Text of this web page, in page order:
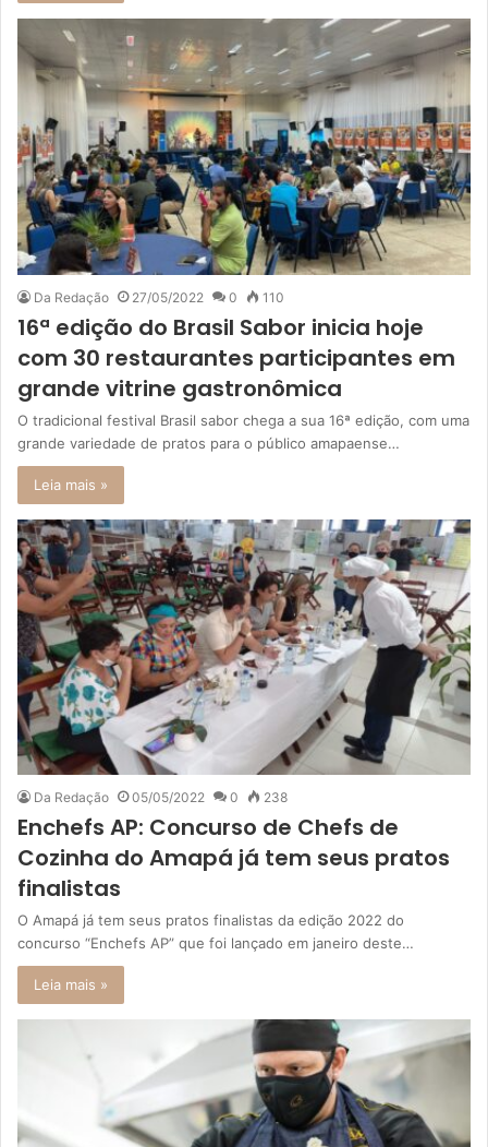
Da Redação 27/05/2022 0 110
16ª edição do Brasil Sabor inicia hoje
com 30 restaurantes participantes em
grande vitrine gastronômica
O tradicional festival Brasil sabor chega a sua 16ª edição, com uma
grande variedade de pratos para o público amapaense…
Leia mais »
Da Redação 05/05/2022 0 238
Enchefs AP: Concurso de Chefs de
Cozinha do Amapá já tem seus pratos
finalistas
O Amapá já tem seus pratos finalistas da edição 2022 do
concurso “Enchefs AP” que foi lançado em janeiro deste…
Leia mais »